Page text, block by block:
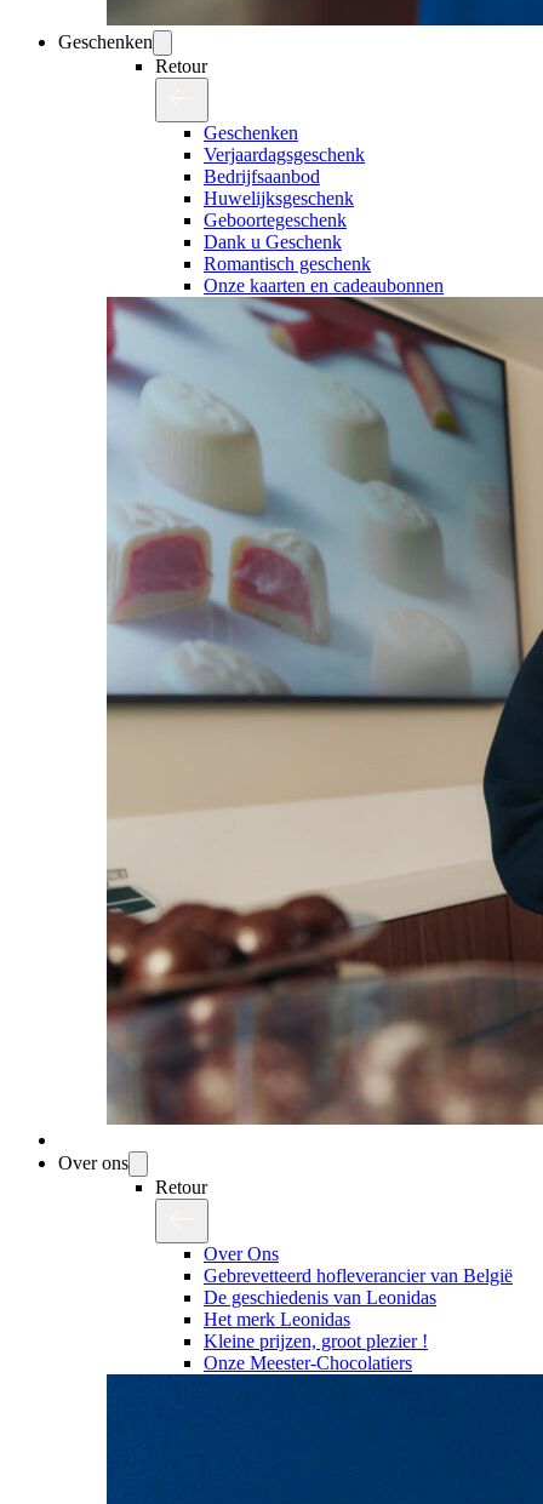
Geschenken
Retour
Geschenken
Verjaardagsgeschenk
Bedrijfsaanbod
Huwelijksgeschenk
Geboortegeschenk
Dank u Geschenk
Romantisch geschenk
Onze kaarten en cadeaubonnen
Over ons
Retour
Over Ons
Gebrevetteerd hofleverancier van België
De geschiedenis van Leonidas
Het merk Leonidas
Kleine prijzen, groot plezier !
Onze Meester-Chocolatiers